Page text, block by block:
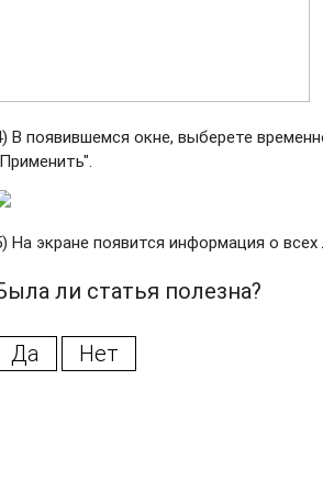
В появившемся окне, выберете
На экране появится информация о
ли статья полезна?
Да Нет